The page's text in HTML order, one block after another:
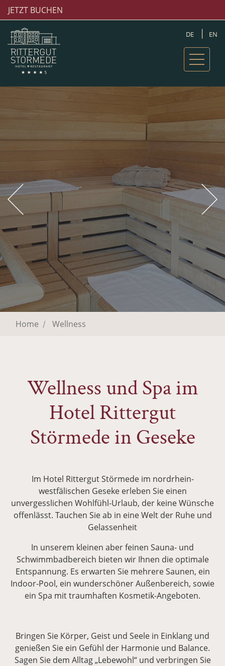
DE EN
Home Wellness
Wellness und Spa im
Hotel Rittergut
Störmede in Geseke
Im Hotel Rittergut Störmede im nordrhein-
westfälischen Geseke erleben Sie einen
unvergesslichen Wohlfühl-Urlaub, der keine Wünsche
offenlässt. Tauchen Sie ab in eine Welt der Ruhe und
Gelassenheit
In unserem kleinen aber feinen Sauna- und
Schwimmbadbereich bieten wir Ihnen die optimale
Entspannung. Es erwarten Sie mehrere Saunen, ein
Indoor-Pool, ein wunderschöner Außenbereich, sowie
ein Spa mit traumhaften Kosmetik-Angeboten.
Bringen Sie Körper, Geist und Seele in Einklang und
genießen Sie ein Gefühl der Harmonie und Balance.
Sagen Sie dem Alltag „Lebewohl“ und verbringen Sie
JETZT BUCHEN